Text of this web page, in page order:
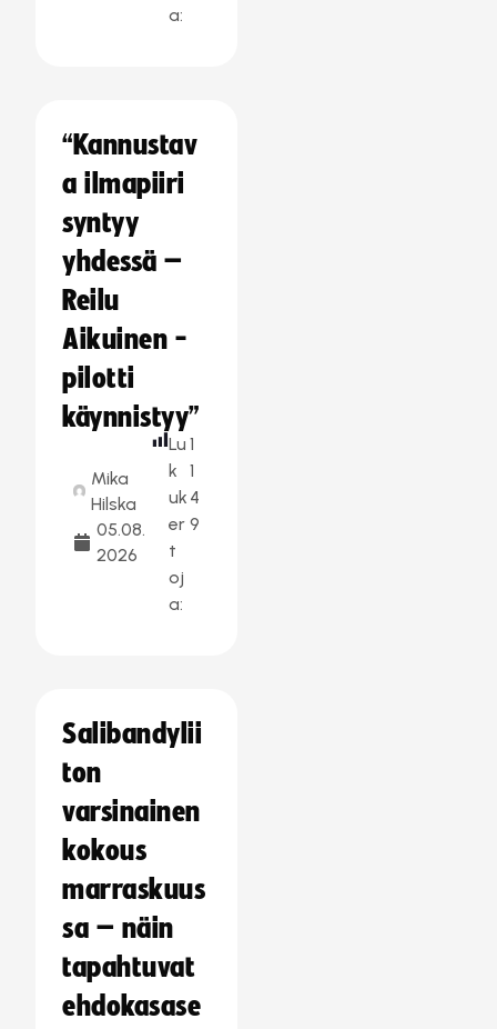
a:
“Kannustav
a ilmapiiri
syntyy
yhdessä –
Reilu
Aikuinen -
pilotti
käynnistyy”
Mika
Hilska
05.08.
2026
Lu
k
uk
er
t
oj
a:
1
1
4
9
Salibandylii
ton
varsinainen
kokous
marraskuus
sa – näin
tapahtuvat
ehdokasase